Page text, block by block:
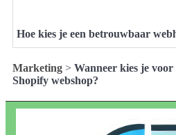
Hoe kies je een betrouwbaar
Marketing > Wanneer kies je
Shopify webshop?